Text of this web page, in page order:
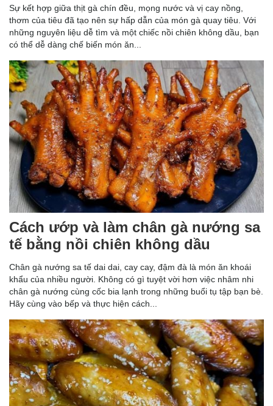
Sự kết hợp giữa thịt gà chín đều, mọng nước và vị cay nồng,
thơm của tiêu đã tạo nên sự hấp dẫn của món gà quay tiêu. Với
những nguyên liệu dễ tìm và một chiếc nồi chiên không dầu, bạn
có thể dễ dàng chế biến món ăn...
Cách ướp và làm chân gà nướng sa
tế bằng nồi chiên không dầu
Chân gà nướng sa tế dai dai, cay cay, đậm đà là món ăn khoái
khẩu của nhiều người. Không có gì tuyệt vời hơn việc nhâm nhi
chân gà nướng cùng cốc bia lạnh trong những buổi tụ tập bạn bè.
Hãy cùng vào bếp và thực hiện cách...